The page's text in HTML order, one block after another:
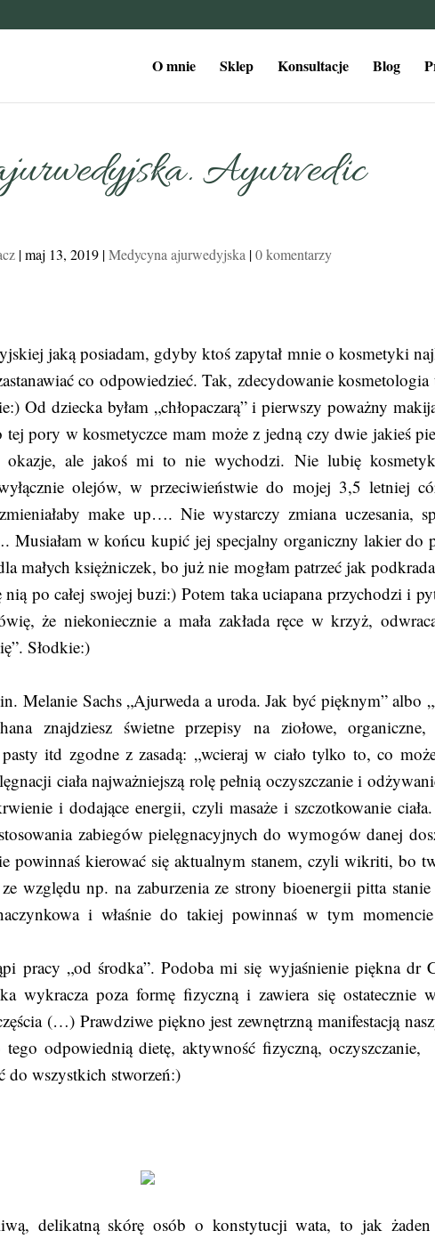
O mnie Sklep Konsultacje Blog
Ayurvedic
|maj 13, 2019 |Medycyna ajurwedyjska |0 komentarzy
jaką posiadam, gdyby ktoś zapytał mnie o kosmetyki
co odpowiedzieć. Tak, zdecydowanie
Od dziecka byłam „chłopaczarą” i pierwszy poważny
tej pory w kosmetyczce mam może z jedną czy dwie jakieś
okazje, ale jakoś mi to nie wychodzi. Nie lubię
olejów, w przeciwieństwie do mojej 3,5 letniej
make up…. Nie wystarczy zmiana uczesania,
w końcu kupić jej specjalny organiczny lakier do
małych księżniczek, bo już nie mogłam patrzeć jak
po całej swojej buzi:) Potem taka uciapana przychodzi i
że niekoniecznie a mała zakłada ręce w krzyż,
Słodkie:)
Melanie Sachs „Ajurweda a uroda. Jak być pięknym” albo
znajdziesz świetne przepisy na ziołowe, organiczne,
itd zgodne z zasadą: „wcieraj w ciało tylko to, co
ciała najważniejszą rolę pełnią oczyszczanie i
i dodające energii, czyli masaże i szczotkowanie
zabiegów pielęgnacyjnych do wymogów danej
powinnaś kierować się aktualnym stanem, czyli wikriti, bo
względu np. na zaburzenia ze strony bioenergii pitta stanie
i właśnie do takiej powinnaś w tym
pracy „od środka”. Podoba mi się wyjaśnienie piękna dr
wykracza poza formę fizyczną i zawiera się ostatecznie
(…) Prawdziwe piękno jest zewnętrzną manifestacją
tego odpowiednią dietę, aktywność fizyczną,
do wszystkich stworzeń:)
delikatną skórę osób o konstytucji wata, to jak